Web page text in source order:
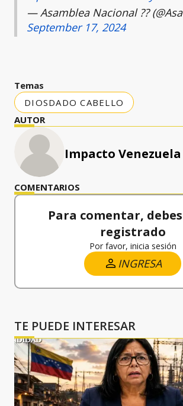
— Asamblea Nacional ??
September 17, 2024
Temas
DIOSDADO CABELLO
AUTOR
Impacto Venezuela
COMENTARIOS
Para comentar,
registrado
Por favor, inicia sesión
INGRESA
TE PUEDE INTERESAR